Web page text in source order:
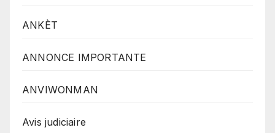
ANKÈT
ANNONCE IMPORTANTE
ANVIWONMAN
Avis judiciaire